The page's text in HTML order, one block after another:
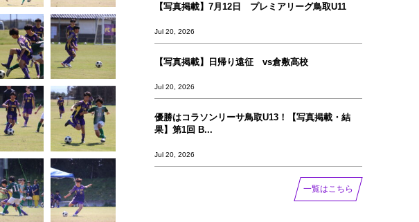
【写真掲載】7月12日 プレミアリーグ鳥取U11
Jul 20, 2026
【写真掲載】日帰り遠征 vs倉敷高校
Jul 20, 2026
優勝はコラソンリーサ鳥取U13！【写真掲載‪‪‪︎︎・結
果】第1回 B...
Jul 20, 2026
一覧はこちら